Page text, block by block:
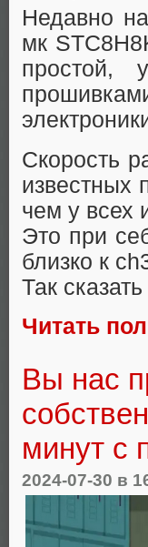
Недавно
мк
простой,
Скорость
известных
чем у всех
Это при
близко к
Так
Читать
Вы нас
минут с
2024-07-30 в